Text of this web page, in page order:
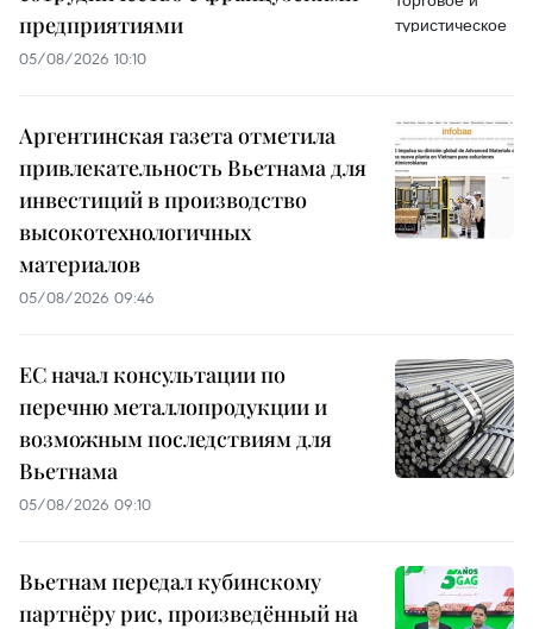
предприятиями
05/08/2026 10:10
Аргентинская газета отметила
привлекательность Вьетнама для
инвестиций в производство
высокотехнологичных
материалов
05/08/2026 09:46
ЕС начал консультации по
перечню металлопродукции и
возможным последствиям для
Вьетнама
05/08/2026 09:10
Вьетнам передал кубинскому
партнёру рис, произведённый на